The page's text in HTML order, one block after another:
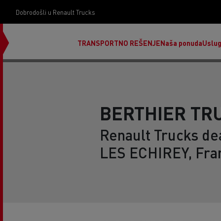
Dobrodošli u Renault Trucks
TRANSPORTNO REŠENJENaša ponuda
BERTHIER
Renault Trucks
LES ECHIREY,